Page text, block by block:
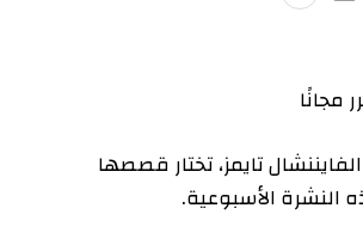
مجانًا
تايمز، تختار قصصها
الأسبوعية.